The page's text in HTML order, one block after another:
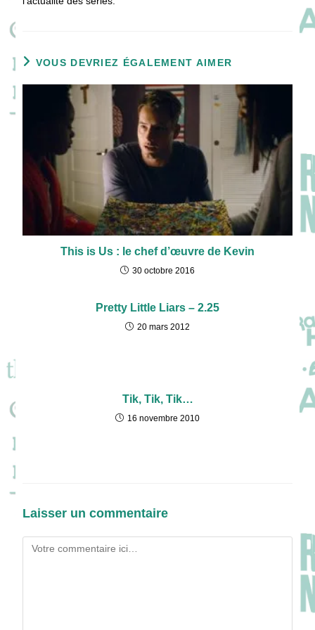
VOUS DEVRIEZ ÉGALEMENT AIMER
This is Us : le chef d’œuvre de Kevin
30 octobre 2016
Pretty Little Liars – 2.25
20 mars 2012
Tik, Tik, Tik…
16 novembre 2010
Laisser un commentaire
Comment